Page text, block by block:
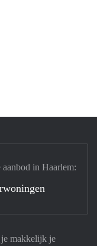
makkelijk je
in Haarlem: